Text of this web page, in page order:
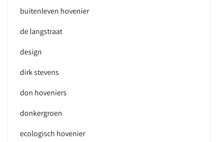
buitenleven hovenier
de langstraat
design
dirk stevens
don hoveniers
donkergroen
ecologisch hovenier